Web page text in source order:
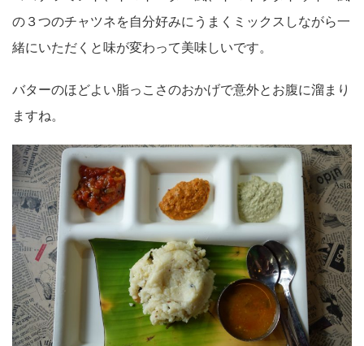
の３つのチャツネを自分好みにうまくミックスしながら一
緒にいただくと味が変わって美味しいです。
バターのほどよい脂っこさのおかげで意外とお腹に溜まり
ますね。